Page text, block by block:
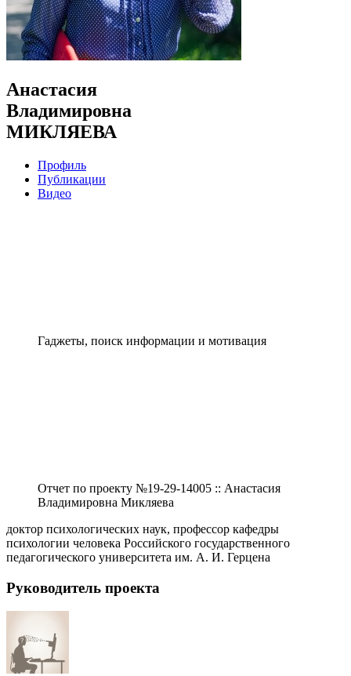
Анастасия
Владимировна
МИКЛЯЕВА
Профиль
Публикации
Видео
Гаджеты, поиск информации и мотивация
Отчет по проекту №19-29-14005 :: Анастасия
Владимировна Микляева
доктор психологических наук, профессор кафедры
психологии человека Российского государственного
педагогического университета им. А. И. Герцена
Руководитель проекта